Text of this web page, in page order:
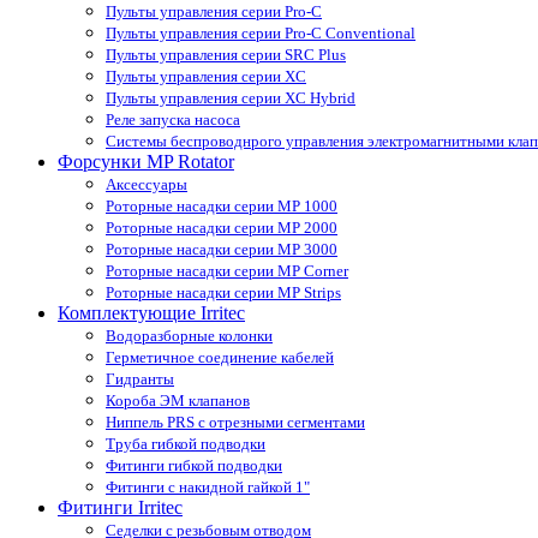
Пульты управления серии Pro-С
Пульты управления серии Pro-С Conventional
Пульты управления серии SRС Plus
Пульты управления серии XС
Пульты управления серии XС Hybrid
Реле запуска насоса
Системы беспроводнрого управления электромагнитными
Форсунки MP Rotator
Аксессуары
Роторные насадки серии MP 1000
Роторные насадки серии MP 2000
Роторные насадки серии MP 3000
Роторные насадки серии MP Corner
Роторные насадки серии MP Strips
Комплектующие Irritec
Водоразборные колонки
Герметичное соединение кабелей
Гидранты
Короба ЭМ клапанов
Ниппель PRS с отрезными сегментами
Труба гибкой подводки
Фитинги гибкой подводки
Фитинги с накидной гайкой 1"
Фитинги Irritec
Седелки с резьбовым отводом